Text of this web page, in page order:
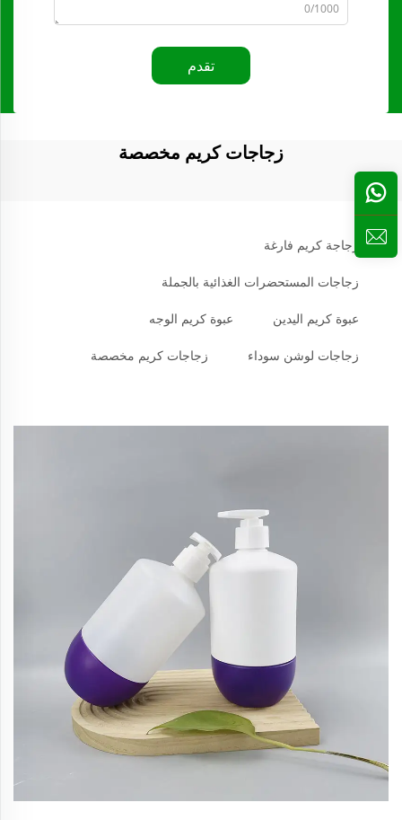
0/1000
تقدم
زجاجات كريم مخصصة
زجاجة كريم فارغة
زجاجات المستحضرات الغذائية بالجملة
عبوة كريم اليدين عبوة كريم الوجه
زجاجات لوشن سوداء زجاجات كريم مخصصة